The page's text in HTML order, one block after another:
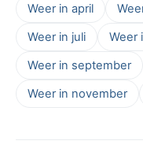
Weer in april
Weer in juli
Weer
Weer in september
Weer in november